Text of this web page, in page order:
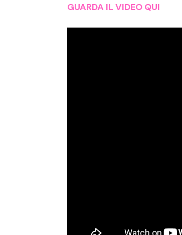
GUARDA IL VIDEO QUI